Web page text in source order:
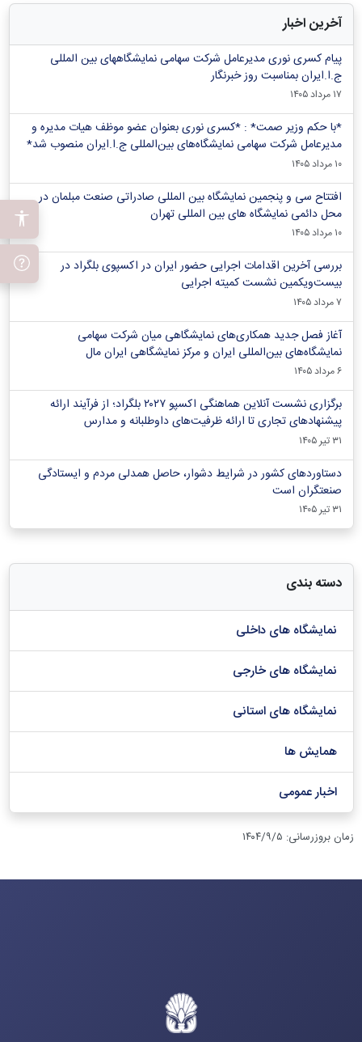
آخرین اخبار
پیام کسری نوری مدیرعامل شرکت سهامی نمایشگاههای بین المللی
ج.ا.ایران بمناسبت روز خبرنگار
۱۷ مرداد ۱۴۰۵
*با حکم وزیر صمت* : *کسری نوری بعنوان عضو موظف هیات مدیره و
مدیرعامل شرکت سهامی نمایشگاه‌های بین‌المللی ج.ا.ایران منصوب شد*
۱۰ مرداد ۱۴۰۵
افتتاح سی و پنجمین نمایشگاه بین المللی صادراتی صنعت مبلمان در
محل دائمی نمایشگاه های بین المللی تهران
۱۰ مرداد ۱۴۰۵
بررسی آخرین اقدامات اجرایی حضور ایران در اکسپوی بلگراد در
بیست‌ویکمین نشست کمیته اجرایی
۷ مرداد ۱۴۰۵
آغاز فصل جدید همکاری‌های نمایشگاهی میان شرکت سهامی
نمایشگاه‌های بین‌المللی ایران و مرکز نمایشگاهی ایران‌ مال
۶ مرداد ۱۴۰۵
برگزاری نشست آنلاین هماهنگی اکسپو ۲۰۲۷ بلگراد؛ از فرآیند ارائه
پیشنهادهای تجاری تا ارائه ظرفیت‌های داوطلبانه و مدارس
۳۱ تیر ۱۴۰۵
دستاوردهای کشور در شرایط دشوار، حاصل همدلی مردم و ایستادگی
صنعتگران است
۳۱ تیر ۱۴۰۵
دسته بندی
نمایشگاه های داخلی
نمایشگاه های خارجی
نمایشگاه های استانی
همایش ها
اخبار عمومی
زمان بروزرسانی: ۱۴۰۴/۹/۵